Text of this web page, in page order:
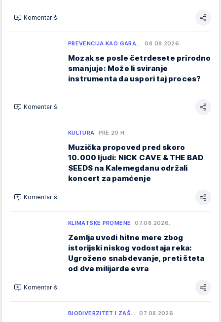
Komentariši
PREVENCIJA KAO GARA… 08.08.2026.
Mozak se posle četrdesete prirodno
smanjuje: Može li sviranje
instrumenta da uspori taj proces?
Komentariši
KULTURA PRE 20 H
Muzička propoved pred skoro
10.000 ljudi: NICK CAVE & THE BAD
SEEDS na Kalemegdanu održali
koncert za pamćenje
Komentariši
KLIMATSKE PROMENE 07.08.2026.
Zemlja uvodi hitne mere zbog
istorijski niskog vodostaja reka:
Ugroženo snabdevanje, preti šteta
od dve milijarde evra
Komentariši
BIODIVERZITET I ZAŠ… 07.08.2026.